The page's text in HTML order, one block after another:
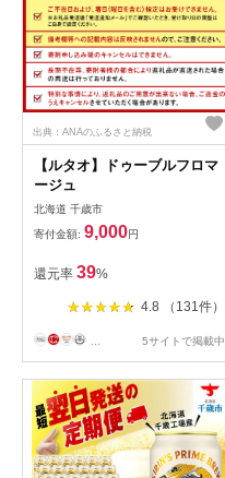
出典：ANAのふるさと納税
【ルタオ】ドゥーブルフロマ
ージュ
北海道 千歳市
寄付金額: 9,000円
還元率 39%
4.8 （131件）
... 5サイトで掲載中